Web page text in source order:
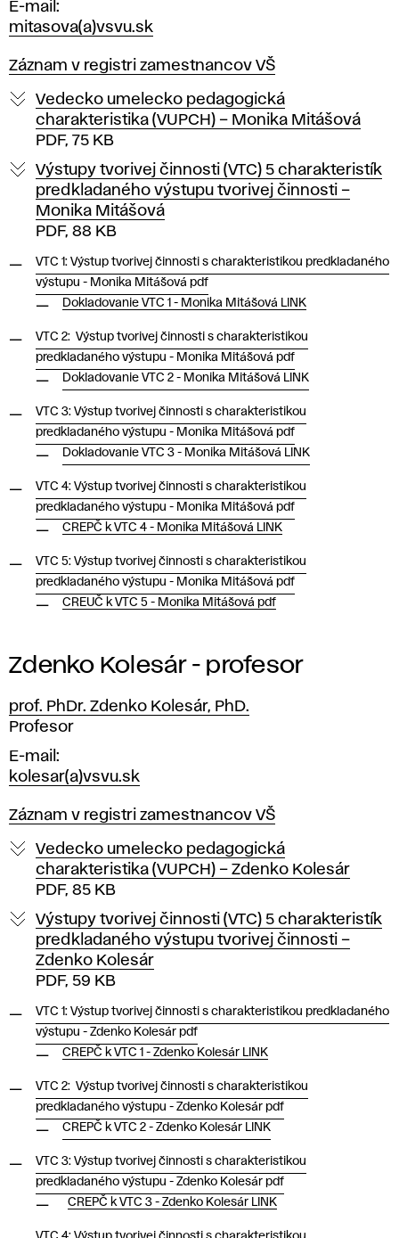
E-mail
mitasova(a)vsvu.sk
Záznam v registri zamestnancov VŠ
Vedecko umelecko pedagogická
charakteristika (VUPCH) – Monika Mitášová
PDF, 75 KB
Výstupy tvorivej činnosti (VTC) 5 charakteristík
predkladaného výstupu tvorivej činnosti –
Monika Mitášová
PDF, 88 KB
VTC 1: Výstup tvorivej činnosti s charakteristikou predkladaného
výstupu - Monika Mitášová pdf
Dokladovanie VTC 1 - Monika Mitášová LINK
VTC 2: Výstup tvorivej činnosti s charakteristikou
predkladaného výstupu - Monika Mitášová pdf
Dokladovanie VTC 2 - Monika Mitášová LINK
VTC 3: Výstup tvorivej činnosti s charakteristikou
predkladaného výstupu - Monika Mitášová pdf
Dokladovanie VTC 3 - Monika Mitášová LINK
VTC 4: Výstup tvorivej činnosti s charakteristikou
predkladaného výstupu - Monika Mitášová pdf
CREPČ k VTC 4 - Monika Mitášová LINK
VTC 5: Výstup tvorivej činnosti s charakteristikou
predkladaného výstupu - Monika Mitášová pdf
CREUČ k VTC 5 - Monika Mitášová pdf
Zdenko Kolesár - profesor
prof. PhDr. Zdenko Kolesár, PhD.
Pozícia
Profesor
E-mail
kolesar(a)vsvu.sk
Záznam v registri zamestnancov VŠ
Vedecko umelecko pedagogická
charakteristika (VUPCH) – Zdenko Kolesár
PDF, 85 KB
Výstupy tvorivej činnosti (VTC) 5 charakteristík
predkladaného výstupu tvorivej činnosti –
Zdenko Kolesár
PDF, 59 KB
VTC 1: Výstup tvorivej činnosti s charakteristikou predkladaného
výstupu - Zdenko Kolesár pdf
CREPČ k VTC 1 - Zdenko Kolesár LINK
VTC 2: Výstup tvorivej činnosti s charakteristikou
predkladaného výstupu - Zdenko Kolesár pdf
CREPČ k VTC 2 - Zdenko Kolesár LINK
VTC 3: Výstup tvorivej činnosti s charakteristikou
predkladaného výstupu - Zdenko Kolesár pdf
CREPČ k VTC 3 - Zdenko Kolesár LINK